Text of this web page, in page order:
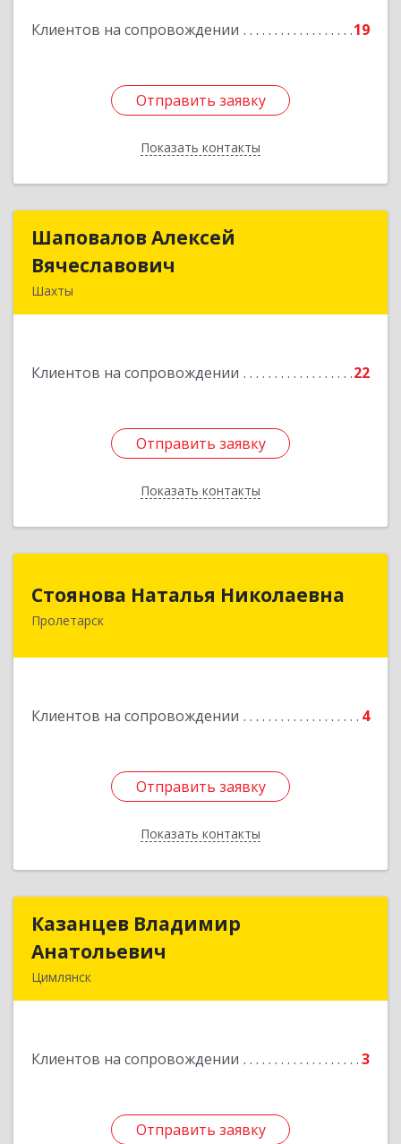
Клиентов на сопровождении 19
Отправить заявку
Показать контакты
Отправить заявку
Назад
Шаповалов Алексей
Вячеславович
Шахты
Клиентов на сопровождении 22
Отправить заявку
Показать контакты
Шаповалов Алексей
Отправить заявку
Назад
Стоянова Наталья Николаевна
Пролетарск
Клиентов на сопровождении 4
Отправить заявку
Показать контакты
Отправить заявку
Назад
Казанцев Владимир
Анатольевич
Цимлянск
Клиентов на сопровождении 3
Отправить заявку
Казанцев Владимир
Подробнее
Отправить заявку